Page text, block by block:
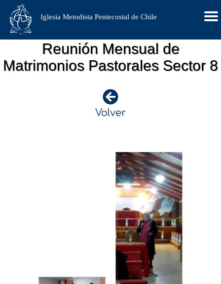
Iglesia Metodista Pentecostal de Chile
Reunión Mensual de
Matrimonios Pastorales Sector 8
Volver